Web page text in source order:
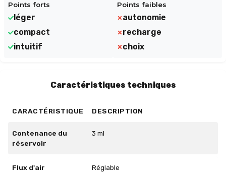
Points forts
léger
compact
intuitif
Points faibles
autonomie
recharge
choix
Caractéristiques techniques
CARACTÉRISTIQUE DESCRIPTION
Contenance du
réservoir
3 ml
Flux d'air Réglable